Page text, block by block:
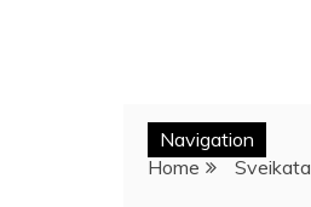
Navigation
Home
Sveikata